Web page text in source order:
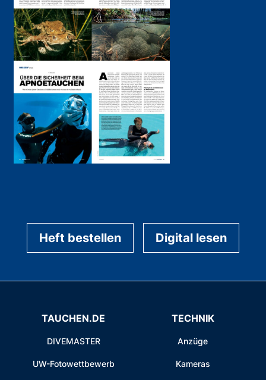
Heft bestellen Digital lesen
TAUCHEN.DE
DIVEMASTER
UW-Fotowettbewerb
TECHNIK
Anzüge
Kameras